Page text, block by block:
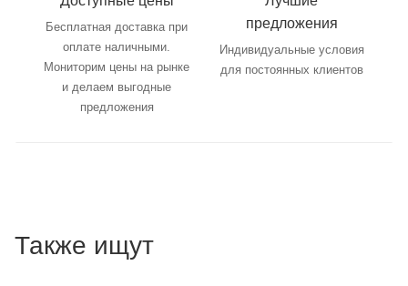
Бесплатная доставка при
оплате наличными.
Мониторим цены на рынке
и делаем выгодные
предложения
предложения
Индивидуальные условия
для постоянных клиентов
Также ищут